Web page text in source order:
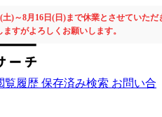
)～8月16日(日)まで休業とさせていただ
すがよろしくお願いします。
覧履歴 保存済み検索 お問い合